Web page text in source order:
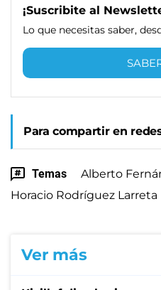
¡Suscribite al
Lo que necesitas saber,
Para compartir en
Temas Alberto
Horacio Rodríguez Larreta
Ver más